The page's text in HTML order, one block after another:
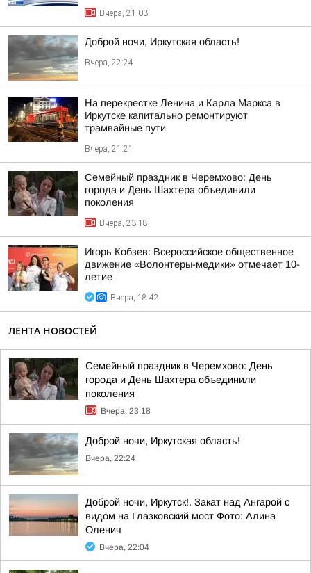
Вчера, 21:03
Доброй ночи, Иркутская область!
Вчера, 22:24
На перекрестке Ленина и Карла Маркса в
Иркутске капитально ремонтируют
трамвайные пути
Вчера, 21:21
Семейный праздник в Черемхово: День
города и День Шахтера объединили
поколения
Вчера, 23:18
Игорь Кобзев: Всероссийское общественное
движение «Волонтеры-медики» отмечает 10-
летие
Вчера, 18:42
ЛЕНТА НОВОСТЕЙ
Семейный праздник в Черемхово: День
города и День Шахтера объединили
поколения
Вчера, 23:18
Доброй ночи, Иркутская область!
Вчера, 22:24
Доброй ночи, Иркутск!. Закат над Ангарой с
видом на Глазковский мост Фото: Алина
Оленич
Вчера, 22:04